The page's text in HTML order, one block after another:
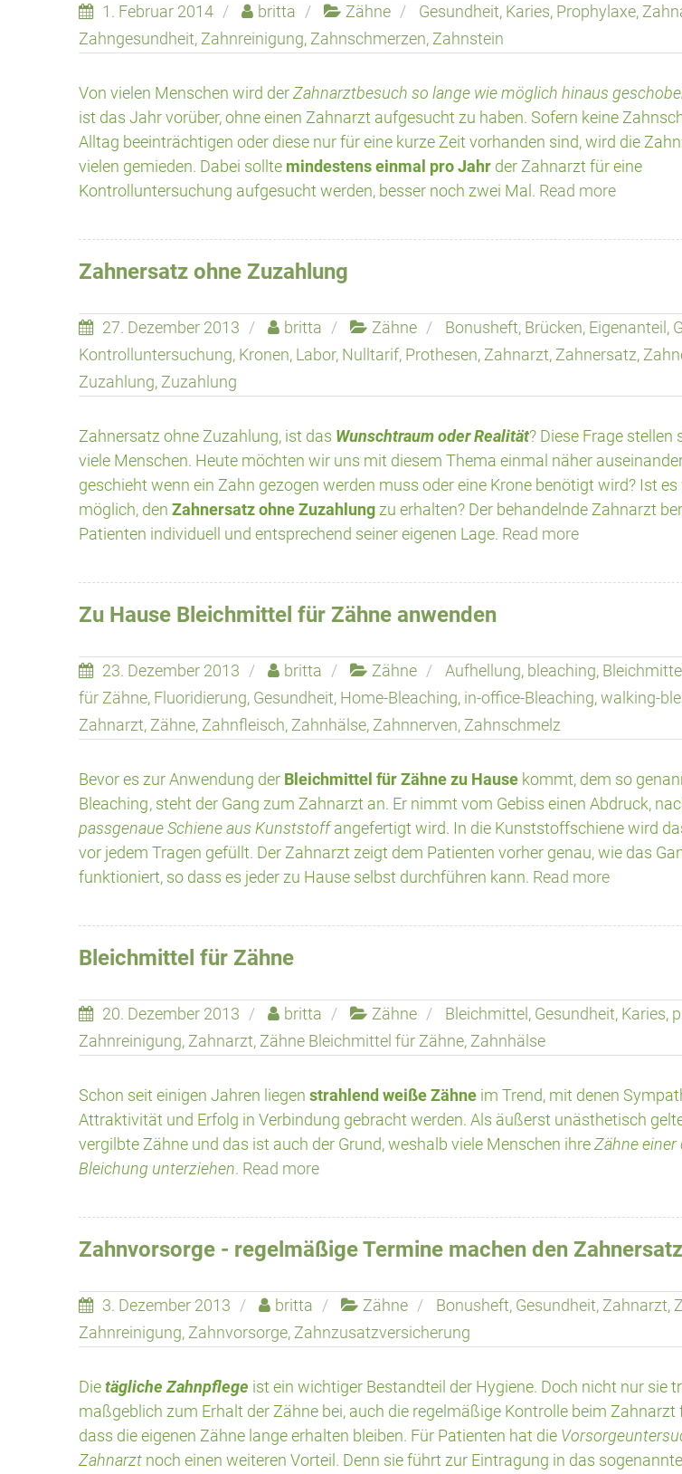
1. Februar 2014 britta Zähne Gesundheit, Karies, Prophylaxe,
Zahngesundheit, Zahnreinigung, Zahnschmerzen, Zahnstein
Von vielen Menschen wird derZahnarztbesuch so lange wie möglich hinaus
ist das Jahr vorüber, ohne einen Zahnarzt aufgesucht zu haben. Sofern keine
Alltag beeinträchtigen oder diese nur für eine kurze Zeit vorhanden sind, wird die
vielen gemieden. Dabei sollte mindestens einmal pro Jahr der Zahnarzt für eine
Kontrolluntersuchung aufgesucht werden, besser noch zwei Mal. Read more
Zahnersatz ohne Zuzahlung
27. Dezember 2013 britta Zähne Bonusheft, Brücken, Eigenanteil ,
Kontrolluntersuchung, Kronen, Labor, Nulltarif, Prothesen, Zahnarzt, Zahnersatz,
Zuzahlung, Zuzahlung
Zahnersatz ohne Zuzahlung, ist das Wunschtraum oder Realität? Diese Frage stellen
viele Menschen. Heute möchten wir uns mit diesem Thema einmal näher
geschieht wenn ein Zahn gezogen werden muss oder eine Krone benötigt wird? Ist
möglich, den Zahnersatz ohne Zuzahlung zu erhalten? Der behandelnde Zahnarzt
Patienten individuell und entsprechend seiner eigenen Lage. Read more
Zu Hause Bleichmittel für Zähne anwenden
23. Dezember 2013 britta Zähne Aufhellung, bleaching, Bleichmittel
für Zähne, Fluoridierung, Gesundheit, Home-Bleaching, in-office-Bleaching,walking-
Zahnarzt, Zähne, Zahnfleisch, Zahnhälse, Zahnnerven, Zahnschmelz
Bevor es zur Anwendung der Bleichmittel für Zähne zu Hause kommt, dem so
Bleaching, steht der Gang zum Zahnarzt an. Er nimmt vom Gebiss einen Abdruck,
passgenaue Schiene aus Kunststoffangefertigt wird. In die Kunststoffschiene wird
vor jedem Tragen gefüllt. Der Zahnarzt zeigt dem Patienten vorher genau, wie das
funktioniert, so dass es jeder zu Hause selbst durchführen kann. Read more
Bleichmittel für Zähne
20. Dezember 2013 britta Zähne Bleichmittel , Gesundheit, Karies,
Zahnreinigung, Zahnarzt, Zähne Bleichmittel für Zähne, Zahnhälse
Schon seit einigen Jahren liegen strahlend weiße Zähne im Trend, mit denen
Attraktivität und Erfolg in Verbindung gebracht werden. Als äußerst unästhetisch
vergilbte Zähne und das ist auch der Grund, weshalb viele Menschen ihreZähne
Bleichung unterziehen. Read more
Zahnvorsorge - regelmäßige Termine machen den
3. Dezember 2013 britta Zähne Bonusheft, Gesundheit, Zahnarzt,
Zahnreinigung, Zahnvorsorge, Zahnzusatzversicherung
Dietägliche Zahnpflege ist ein wichtiger Bestandteil der Hygiene. Doch nicht nur sie
maßgeblich zum Erhalt der Zähne bei, auch die regelmäßige Kontrolle beim Zahnarzt
dass die eigenen Zähne lange erhalten bleiben. Für Patienten hat die
Zahnarzt noch einen weiteren Vorteil. Denn sie führt zur Eintragung in das sogenannte